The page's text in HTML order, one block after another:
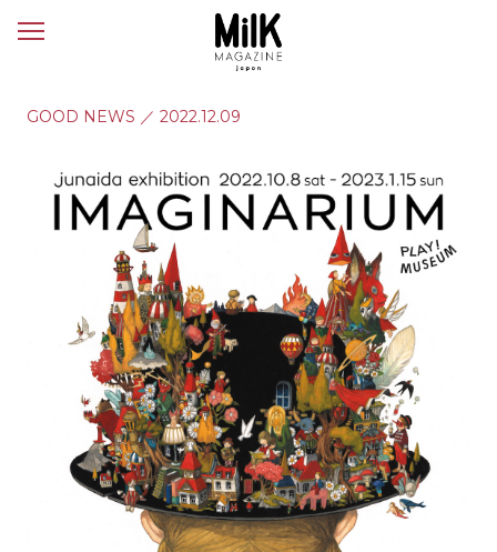
メ
GOOD NEWS ／ 2022.12.09